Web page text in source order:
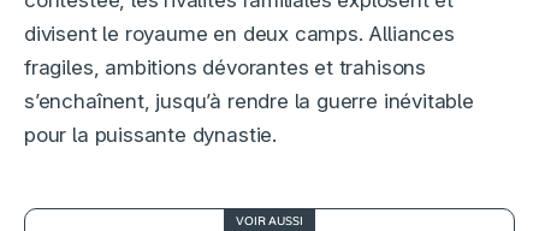
divisent le royaume en deux camps. Alliances
fragiles, ambitions dévorantes et trahisons
s’enchaînent, jusqu’à rendre la guerre inévitable
pour la puissante dynastie.
VOIR AUSSI